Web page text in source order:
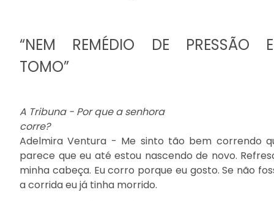
“NEM REMÉDIO DE PRESSÃO
TOMO”
A Tribuna - Por que a senhora
corre?
Adelmira Ventura - Me sinto tão bem correndo
parece que eu até estou nascendo de novo.
minha cabeça. Eu corro porque eu gosto. Se não
a corrida eu já tinha morrido.